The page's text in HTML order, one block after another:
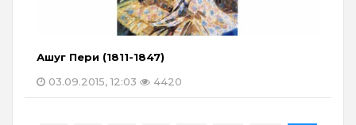
Ашуг Пери (1811-1847)
03.09.2015, 12:03
4420